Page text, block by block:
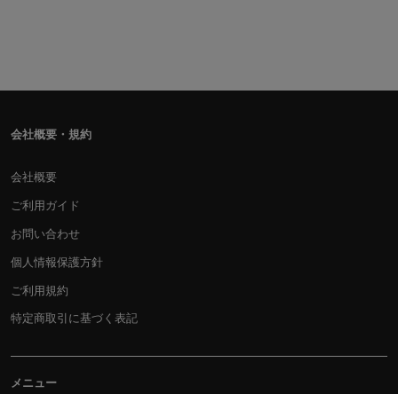
会社概要・規約
会社概要
ご利用ガイド
お問い合わせ
個人情報保護方針
ご利用規約
特定商取引に基づく表記
メニュー